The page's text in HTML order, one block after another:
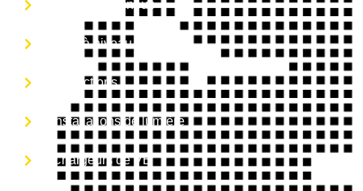
À Propos de nous
Mise à niveau
Inspections
Installations de lumière
Chargeurs de VÉ